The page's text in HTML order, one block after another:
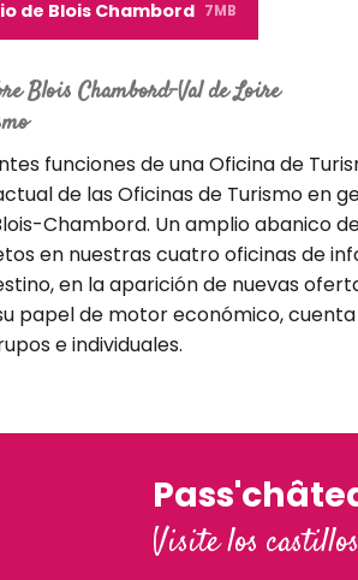
de Blois Chambord 7MB
Blois Chambord-Val de Loire
funciones de una Oficina de
de las Oficinas de Turismo en
Chambord. Un amplio abanico
en nuestras cuatro oficinas de
en la aparición de nuevas
papel de motor económico,
e individuales.
Visite los